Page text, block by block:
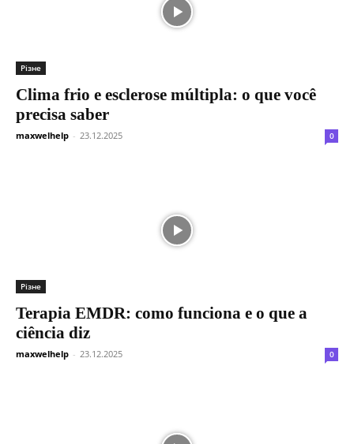
Різне
Clima frio e esclerose múltipla: o que você
precisa saber
maxwelhelp - 23.12.2025 0
Різне
Terapia EMDR: como funciona e o que a
ciência diz
maxwelhelp - 23.12.2025 0